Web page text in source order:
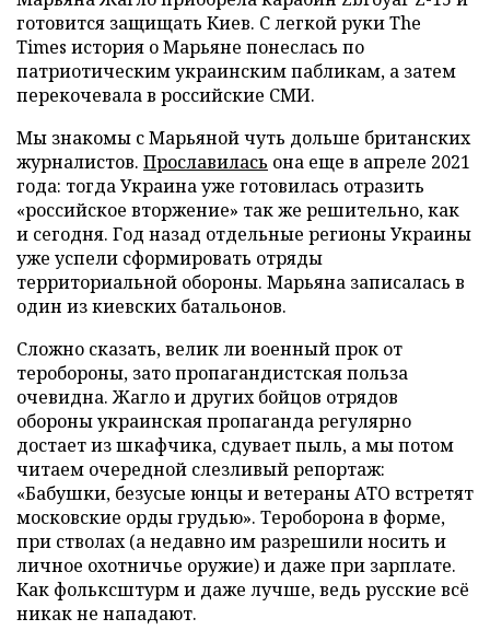
готовится защищать Киев. С легкой руки The
Times история о Марьяне понеслась по
патриотическим украинским пабликам, а затем
перекочевала в российские СМИ.
Мы знакомы с Марьяной чуть дольше британских
журналистов. Прославилась она еще в апреле 2021
года: тогда Украина уже готовилась отразить
«российское вторжение» так же решительно, как
и сегодня. Год назад отдельные регионы Украины
уже успели сформировать отряды
территориальной обороны. Марьяна записалась в
один из киевских батальонов.
Сложно сказать, велик ли военный прок от
теробороны, зато пропагандистская польза
очевидна. Жагло и других бойцов отрядов
обороны украинская пропаганда регулярно
достает из шкафчика, сдувает пыль, а мы потом
читаем очередной слезливый репортаж:
«Бабушки, безусые юнцы и ветераны АТО встретят
московские орды грудью». Тероборона в форме,
при стволах (а недавно им разрешили носить и
личное охотничье оружие) и даже при зарплате.
Как фольксштурм и даже лучше, ведь русские всё
никак не нападают.